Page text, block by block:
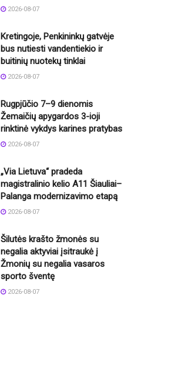
2026-08-07
Kretingoje, Penkininkų gatvėje
bus nutiesti vandentiekio ir
buitinių nuotekų tinklai
2026-08-07
Rugpjūčio 7–9 dienomis
Žemaičių apygardos 3-ioji
rinktinė vykdys karines pratybas
2026-08-07
„Via Lietuva“ pradeda
magistralinio kelio A11 Šiauliai–
Palanga modernizavimo etapą
2026-08-07
Šilutės krašto žmonės su
negalia aktyviai įsitraukė į
Žmonių su negalia vasaros
sporto šventę
2026-08-07